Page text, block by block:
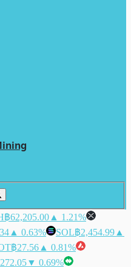
฿62,205.00 ▲ 1.21%
▲ 0.63% SOL฿2,454.99 ▲
฿27.56 ▲ 0.81%
▼ 0.69%